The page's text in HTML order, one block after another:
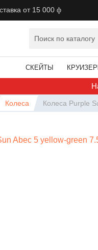
от 15 000
СКЕЙТЫ
Колеса Колеса Purple